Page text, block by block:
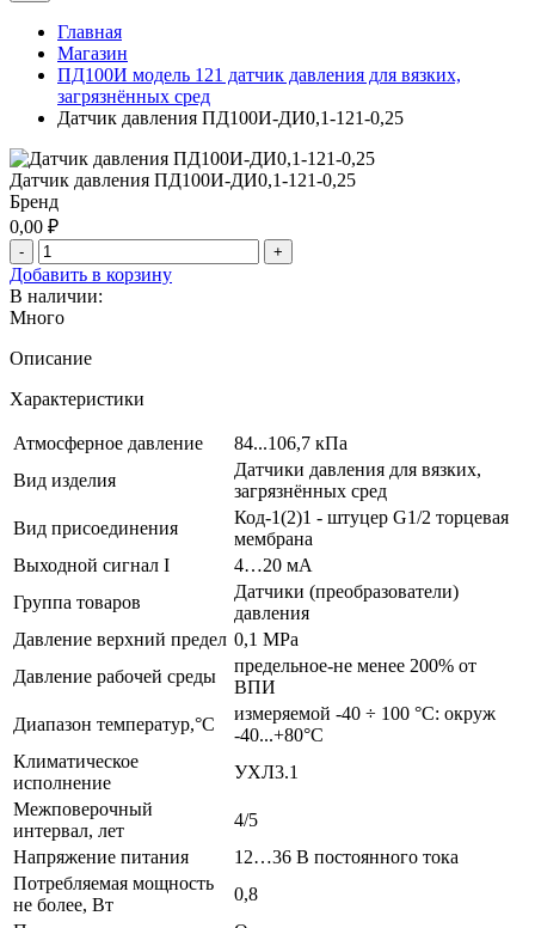
Главная
Магазин
ПД100И модель 121 датчик давления для вязких,
загрязнённых сред
Датчик давления ПД100И-ДИ0,1-121-0,25
Датчик давления ПД100И-ДИ0,1-121-0,25
Бренд
0,00 ₽
- +
Добавить в корзину
В наличии:
Много
Описание
Характеристики
Атмосферное давление
84...106,7 кПа
Вид изделия
Датчики давления для вязких,
загрязнённых сред
Вид присоединения
Код-1(2)1 - штуцер G1/2 торцевая
мембрана
Выходной сигнал I
4…20 мА
Группа товаров
Датчики (преобразователи)
давления
Давление верхний предел 0,1 MPa
Давление рабочей среды
предельное-не менее 200% от
ВПИ
Диапазон температур,°С
измеряемой -40 ÷ 100 °С: окруж
-40...+80°С
Климатическое
исполнение
УХЛ3.1
Межповерочный
интервал, лет
4/5
Напряжение питания
12…36 В постоянного тока
Потребляемая мощность
не более, Вт
0,8